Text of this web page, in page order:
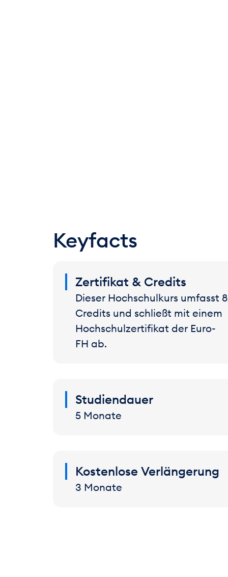
Keyfacts
Zertifikat & Credits
Dieser Hochschulkurs umfasst 8
Credits und schließt mit einem
Hochschulzertifikat der Euro-
FH ab.
Studiendauer
5 Monate
Kostenlose Verlängerung
3 Monate